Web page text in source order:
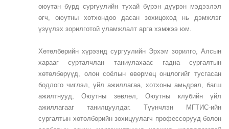
оюутан бүрд сургуулийн тухай бүрэн дүүрэн мэдээлэл
өгч, оюутны хотхондоо дасан зохицоход нь дэмжлэг
үзүүлэх зорилготой уламжлалт арга хэмжээ юм.
Хөтөлбөрийн хүрээнд сургуулийн Эрхэм зорилго, Алсын
харааг сурталчлан таниулахаас гадна сургалтын
хөтөлбөрүүд, олон соёлын өвөрмөц онцлогийг тусгасан
бодлого чиглэл, үйл ажиллагаа, хотхоны амьдрал, багш
ажилтнууд, Оюутны зөвлөл, Оюутны клубийн үйл
ажиллагааг танилцуулдаг. Түүнчлэн МГТИС-ийн
сургалтын хөтөлбөрийн зохицуулагч профессорууд болон